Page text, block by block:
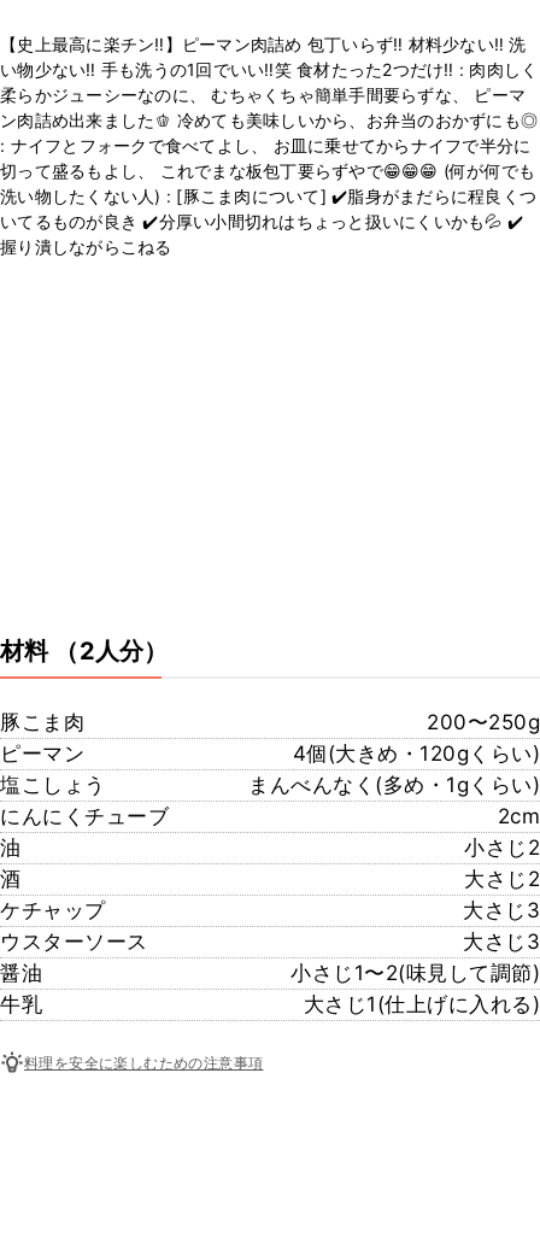
【史上最高に楽チン‼️】ピーマン肉詰め 包丁いらず‼️ 材料少ない‼️ 洗
い物少ない‼️ 手も洗うの1回でいい‼️笑 食材たった2つだけ‼️ : 肉肉しく
柔らかジューシーなのに、 むちゃくちゃ簡単手間要らずな、 ピーマ
ン肉詰め出来ました🫑 冷めても美味しいから、お弁当のおかずにも◎
: ナイフとフォークで食べてよし、 お皿に乗せてからナイフで半分に
切って盛るもよし、 これでまな板包丁要らずやで😁😁😁 (何が何でも
洗い物したくない人) : [豚こま肉について] ✔️脂身がまだらに程良くつ
いてるものが良き ✔️分厚い小間切れはちょっと扱いにくいかも💦 ✔️
握り潰しながらこねる
材料 （2人分）
豚こま肉
200〜250g
ピーマン
4個(大きめ・120gくらい)
塩こしょう
まんべんなく(多め・1gくらい)
にんにくチューブ
2cm
油
小さじ2
酒
大さじ2
ケチャップ
大さじ3
ウスターソース
大さじ3
醤油
小さじ1〜2(味見して調節)
牛乳
大さじ1(仕上げに入れる)
料理を安全に楽しむための注意事項